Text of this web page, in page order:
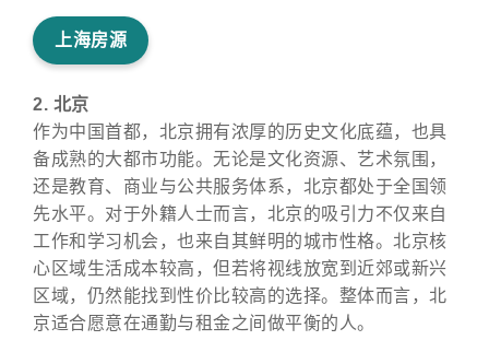
上海房源
2. 北京
作为中国首都，北京拥有浓厚的历史文化底蕴，也具
备成熟的大都市功能。无论是文化资源、艺术氛围，
还是教育、商业与公共服务体系，北京都处于全国领
先水平。对于外籍人士而言，北京的吸引力不仅来自
工作和学习机会，也来自其鲜明的城市性格。北京核
心区域生活成本较高，但若将视线放宽到近郊或新兴
区域，仍然能找到性价比较高的选择。整体而言，北
京适合愿意在通勤与租金之间做平衡的人。